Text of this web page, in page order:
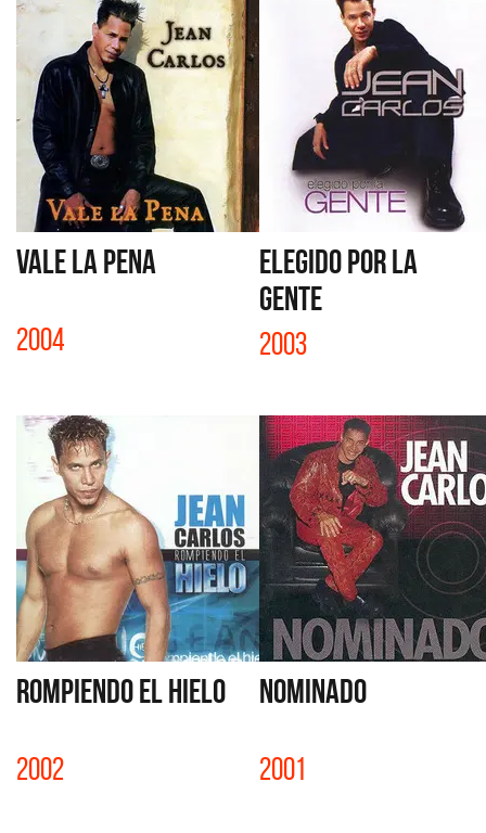
VALE LA PENA
2004
ELEGIDO POR LA
GENTE
2003
ROMPIENDO EL HIELO
2002
NOMINADO
2001